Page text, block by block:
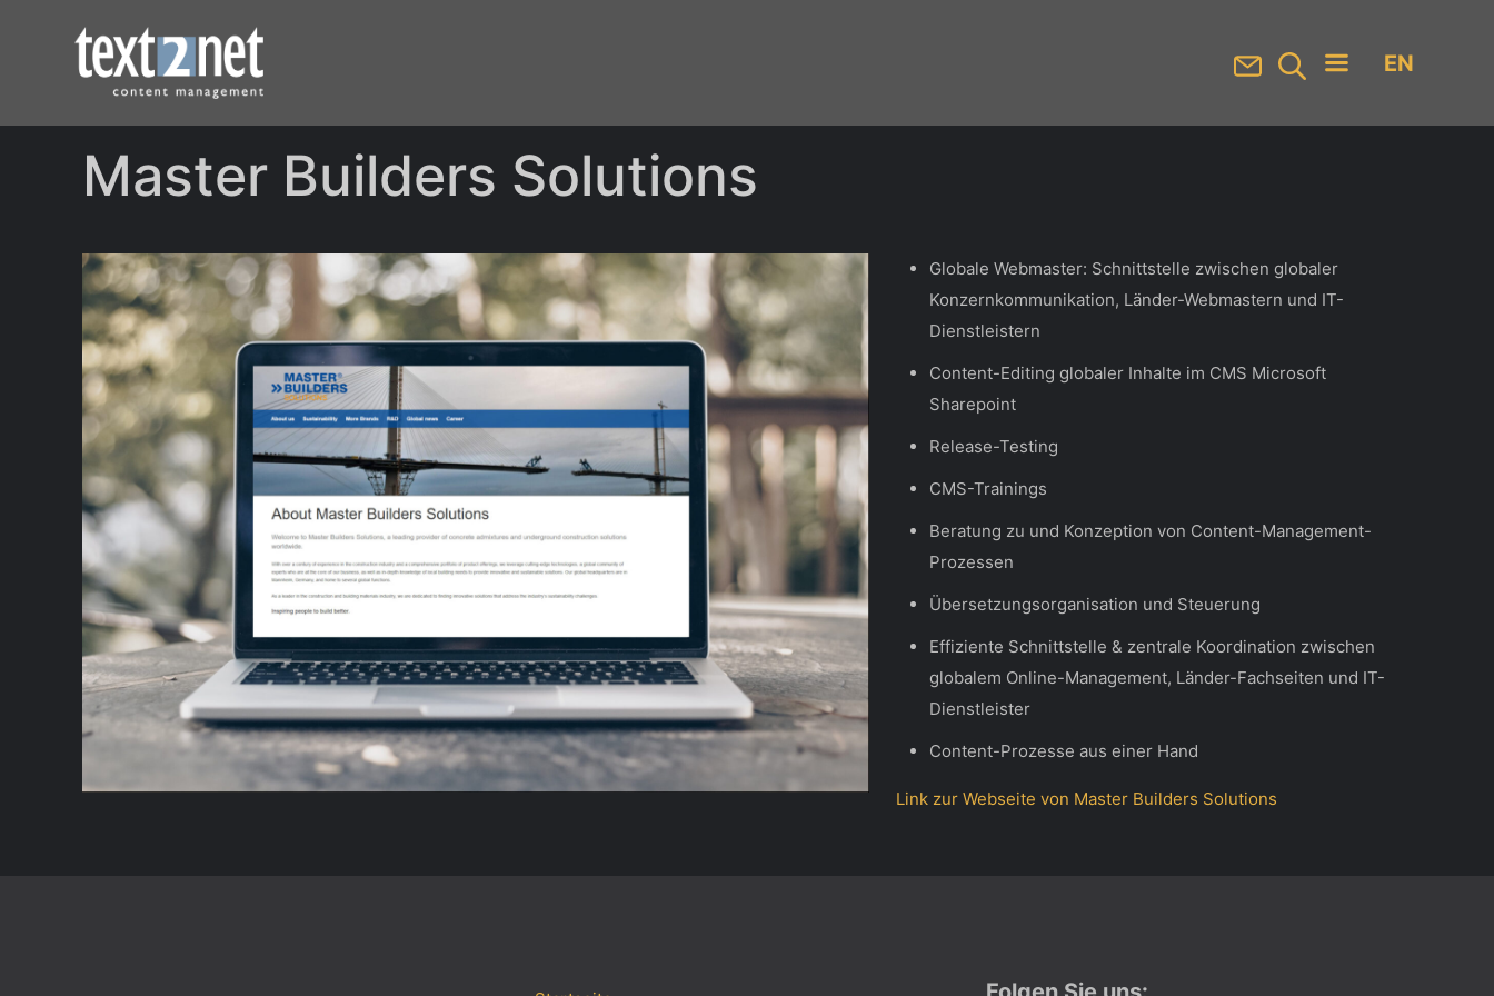
EN
Master Builders Solutions
Globale Webmaster: Schnittstelle zwischen globaler
Konzernkommunikation, Länder-Webmastern und IT-
Dienstleistern
Content-Editing globaler Inhalte im CMS Microsoft
Sharepoint
Release-Testing
CMS-Trainings
Beratung zu und Konzeption von Content-Management-
Prozessen
Übersetzungsorganisation und Steuerung
Effiziente Schnittstelle & zentrale Koordination zwischen
globalem Online-Management, Länder-Fachseiten und IT-
Dienstleister
Content-Prozesse aus einer Hand
Link zur Webseite von Master Builders Solutions